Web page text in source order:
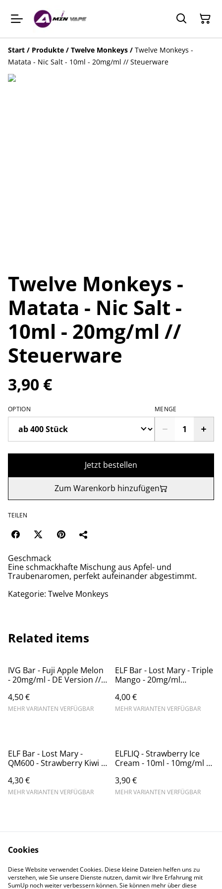
Start / Produkte / Twelve Monkeys / Twelve Monkeys -
Matata - Nic Salt - 10ml - 20mg/ml // Steuerware
Twelve Monkeys -
Matata - Nic Salt -
10ml - 20mg/ml //
Steuerware
3,90 €
OPTION MENGE
Jetzt bestellen
Zum Warenkorb hinzufügen
TEILEN
Geschmack
Eine schmackhafte Mischung aus Apfel- und
Traubenaromen, perfekt aufeinander abgestimmt.
Kategorie: Twelve Monkeys
Related items
IVG Bar - Fuji Apple Melon
- 20mg/ml - DE Version //
4,50 €
MEHR VARIANTEN VERFÜGBAR
ELF Bar - Lost Mary - Triple
Mango - 20mg/ml
Steuerware
4,00 €
MEHR VARIANTEN VERFÜGBAR
ELF Bar - Lost Mary -
QM600 - Strawberry Kiwi -
(Kindersicherung) //
Steuerware
4,30 €
MEHR VARIANTEN VERFÜGBAR
ELFLIQ - Strawberry Ice
Cream - 10ml - 10mg/ml -
3,90 €
MEHR VARIANTEN VERFÜGBAR
Contact Us
Legal Terms
Privacy Policy
Cookie Policy
Cookies
Diese Website verwendet Cookies. Diese kleine Dateien helfen uns zu
verstehen, wie Sie unsere Dienste nutzen, damit wir Ihre Erfahrung mit
SumUp noch weiter verbessern können. Sie können mehr über diese